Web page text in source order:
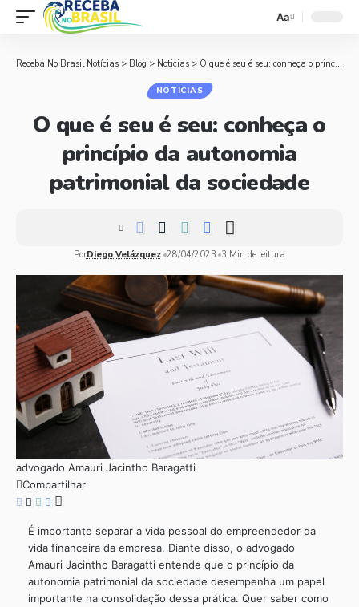
Aa
Receba No Brasil Notícias > Blog > Noticias > O que é seu é seu: conheça o princípio da autonomia patrimonial da sociedade
NOTICIAS
O que é seu é seu: conheça o
princípio da autonomia
patrimonial da sociedade
PorDiego Velázquez 28/04/2023 3 Min de leitura
advogado Amauri Jacintho Baragatti
Compartilhar
É importante separar a vida pessoal do empreendedor da
vida financeira da empresa. Diante disso, o advogado
Amauri Jacintho Baragatti entende que o princípio da
autonomia patrimonial da sociedade desempenha um papel
importante na consolidação dessa prática. Quer saber como